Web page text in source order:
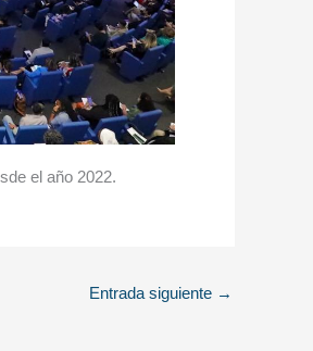
el año 2022.
Entrada siguiente →